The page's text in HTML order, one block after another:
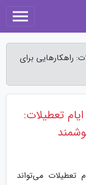
راهکارهایی برای
تعطیلات:
تعطیلات می‌تواند